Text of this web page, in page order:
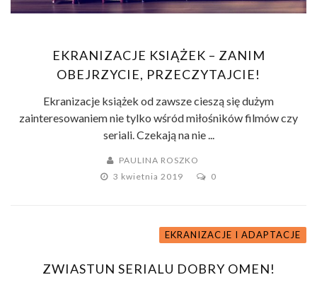
EKRANIZACJE KSIĄŻEK – ZANIM
OBEJRZYCIE, PRZECZYTAJCIE!
Ekranizacje książek od zawsze cieszą się dużym
zainteresowaniem nie tylko wśród miłośników filmów czy
seriali. Czekają na nie ...
PAULINA ROSZKO
3 kwietnia 2019
0
EKRANIZACJE I ADAPTACJE
ZWIASTUN SERIALU DOBRY OMEN!